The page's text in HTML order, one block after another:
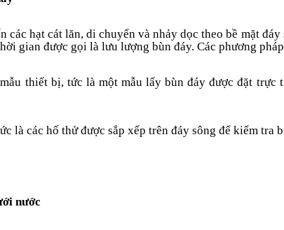
các hạt cát lăn, di chuyển và nhảy dọc theo bề mặt
gian được gọi là lưu lượng bùn đáy. Các phương
thiết bị, tức là một mẫu lấy bùn đáy được đặt trực
là các hố thử được sắp xếp trên đáy sông để kiểm
nước